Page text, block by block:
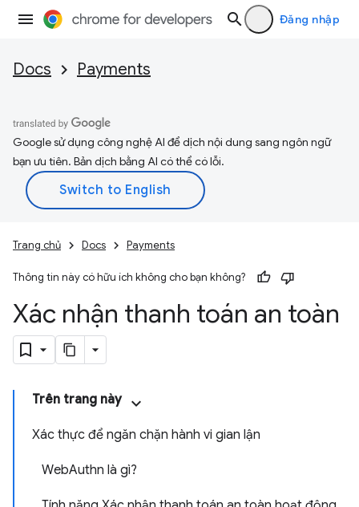
Đăng nhập
Docs Payments
Google sử dụng công nghệ AI để dịch nội dung sang ngôn ngữ
bạn ưu tiên. Bản dịch bằng AI có thể có lỗi.
Trang chủ Docs Payments
Thông tin này có hữu ích không cho bạn không?
Xác nhận thanh toán an toàn
Trên trang này
Xác thực để ngăn chặn hành vi gian lận
WebAuthn là gì?